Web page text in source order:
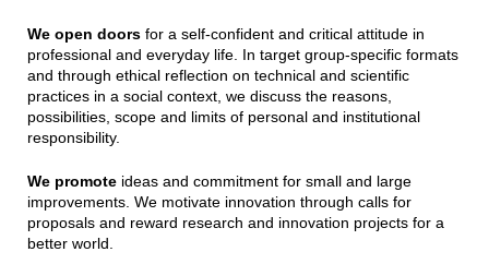
We open doorsfor a self-confident and critical attitude in
professional and everyday life. In target group-specific formats
and through ethical reflection on technical and scientific
practices in a social context, we discuss the reasons,
possibilities, scope and limits of personal and institutional
responsibility.
We promoteideas and commitment for small and large
improvements. We motivate innovation through calls for
proposals and reward research and innovation projects for a
better world.